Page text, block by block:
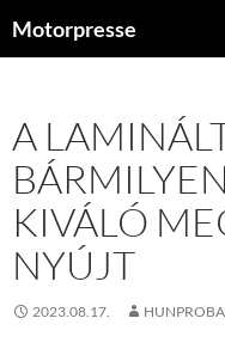
Motorpresse
A
KIVÁLÓ
NYÚJT
2023.08.17.